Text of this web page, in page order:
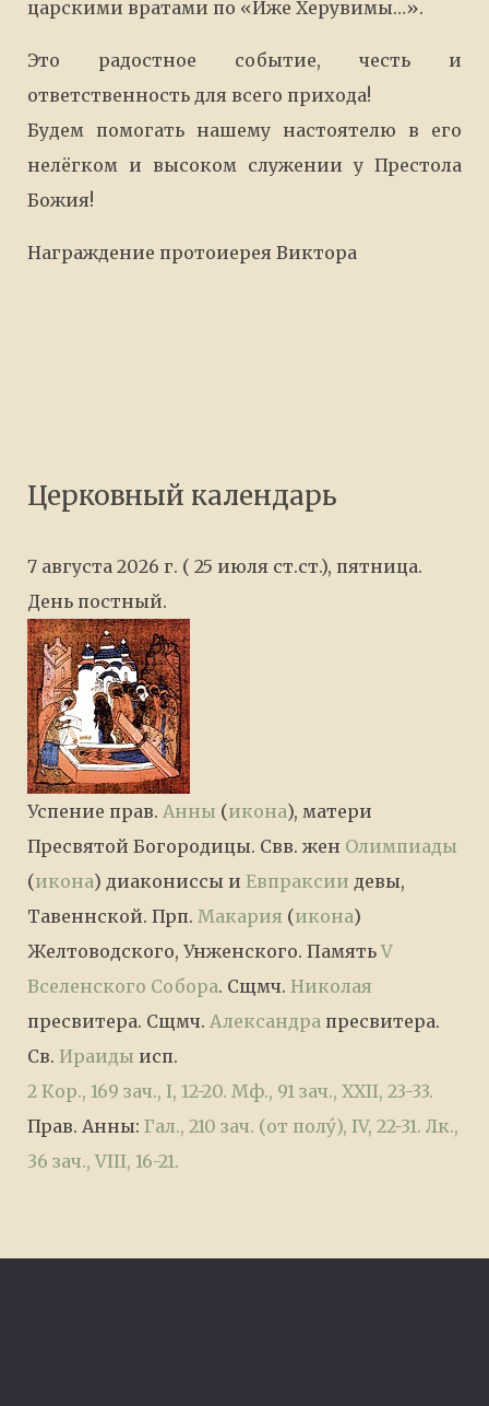
царскими вратами по «Иже Херувимы…».
Это радостное событие, честь и
ответственность для всего прихода!
Будем помогать нашему настоятелю в его
нелёгком и высоком служении у Престола
Божия!
Награждение протоиерея Виктора
Церковный календарь
7 августа 2026 г. ( 25 июля ст.ст.), пятница.
День постный.
Успение прав. Анны (икона), матери
Пресвятой Богородицы. Свв. жен Олимпиады
(икона) диакониссы и Евпраксии девы,
Тавеннской. Прп. Макария (икона)
Желтоводского, Унженского. ПамятьV
Вселенского Собора. Сщмч. Николая
пресвитера. Сщмч. Александра пресвитера.
Св. Ираиды исп.
2 Кор., 169 зач., I, 12-20. Мф., 91 зач., XXII, 23-33.
Прав. Анны: Гал., 210 зач. (от полу́), IV, 22-31. Лк.,
36 зач., VIII, 16-21.